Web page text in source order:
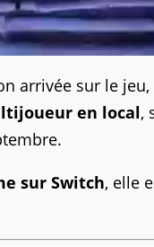
arrivée sur le
en local,
sur Switch, elle